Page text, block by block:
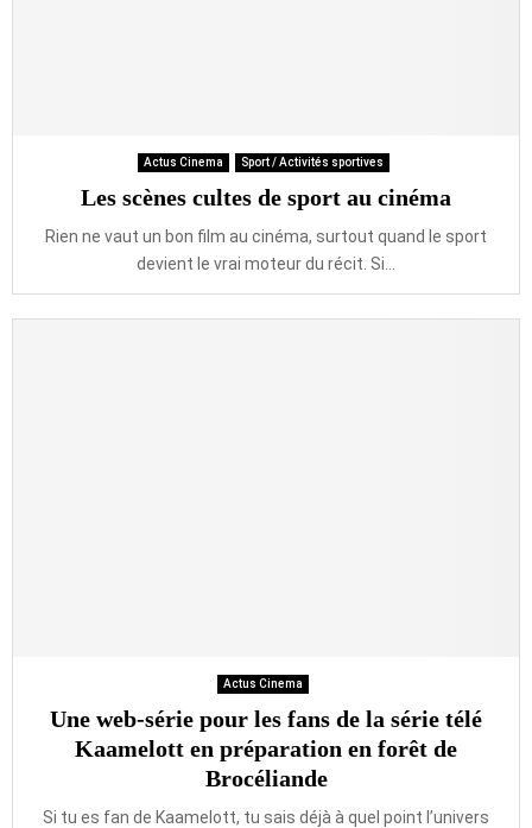
Actus Cinema Sport / Activités sportives
Les scènes cultes de sport au cinéma
Rien ne vaut un bon film au cinéma, surtout quand le sport
devient le vrai moteur du récit. Si...
Actus Cinema
Une web-série pour les fans de la série télé
Kaamelott en préparation en forêt de
Brocéliande
Si tu es fan de Kaamelott, tu sais déjà à quel point l’univers